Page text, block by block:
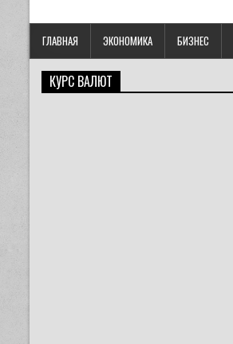
ГЛАВНАЯ ЭКОНОМИКА БИЗНЕС
КУРС ВАЛЮТ